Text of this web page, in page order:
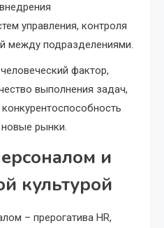
управления, контроля
между подразделениями.
фактор,
выполнения задач,
рынки.
и
культурой
– прерогатива HR,